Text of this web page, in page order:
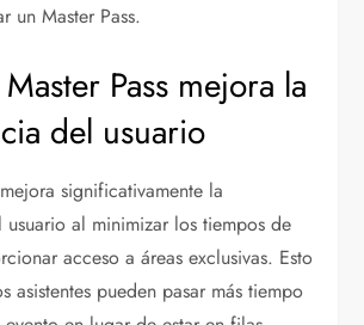
un Master Pass.
Pass mejora la
del usuario
significativamente la
al minimizar los tiempos de
acceso a áreas exclusivas. Esto
asistentes pueden pasar más tiempo